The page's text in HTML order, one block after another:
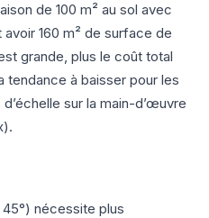
de 100 m² au sol avec
160 m² de surface de
grande, plus le coût total
tendance à baisser pour les
sur la main-d’œuvre
nécessite plus